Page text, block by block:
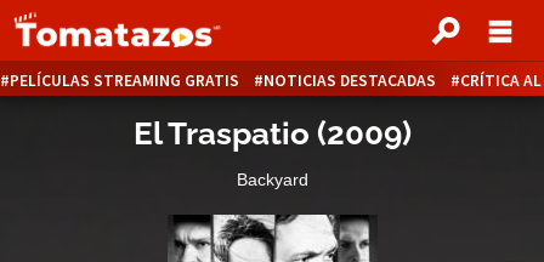
PELÍCULAS STREAMING GRATIS NOTICIAS DESTACADAS CRÍTICA
El Traspatio (2009)
Backyard